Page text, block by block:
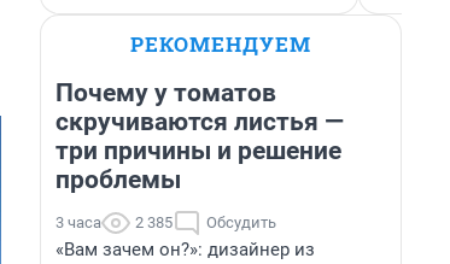
РЕКОМЕНДУЕМ
Почему у томатов
скручиваются листья —
три причины и решение
проблемы
3 часа 2 385 Обсудить
«Вам зачем он?»: дизайнер из